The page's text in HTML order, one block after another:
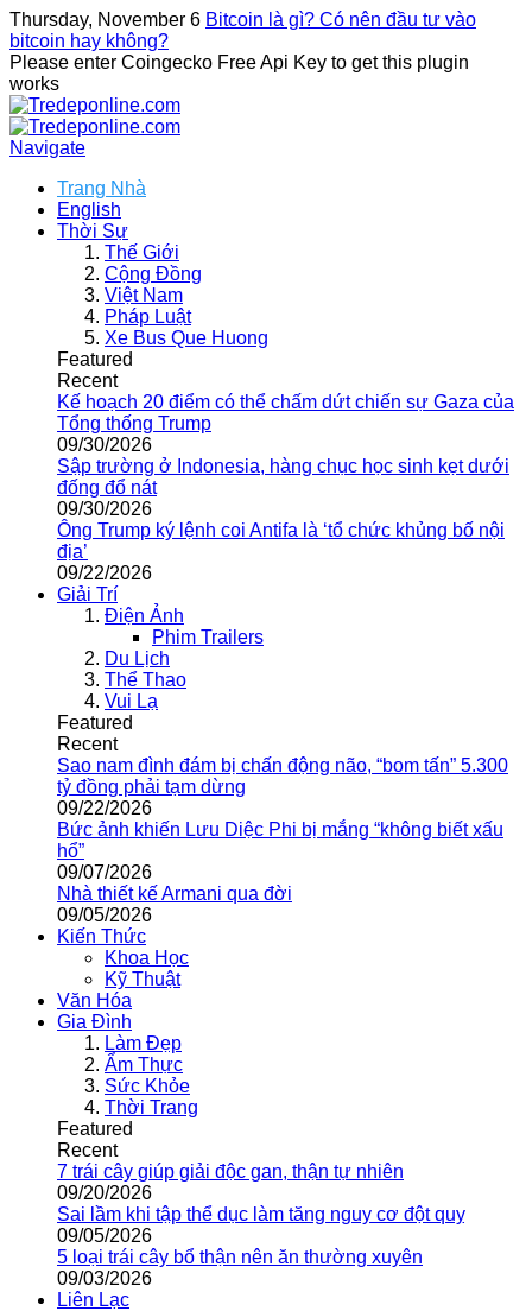
Thursday, November 6 Bitcoin là gì? Có nên đầu tư vào
bitcoin hay không?
Please enter Coingecko Free Api Key to get this plugin
works
Navigate
Trang Nhà
English
Thời Sự
Thế Giới
Cộng Đồng
Việt Nam
Pháp Luật
Xe Bus Que Huong
Featured
Recent
Kế hoạch 20 điểm có thể chấm dứt chiến sự Gaza của
Tổng thống Trump
09/30/2026
Sập trường ở Indonesia, hàng chục học sinh kẹt dưới
đống đổ nát
09/30/2026
Ông Trump ký lệnh coi Antifa là ‘tổ chức khủng bố nội
địa’
09/22/2026
Giải Trí
Điện Ảnh
Phim Trailers
Du Lịch
Thể Thao
Vui Lạ
Featured
Recent
Sao nam đình đám bị chấn động não, “bom tấn” 5.300
tỷ đồng phải tạm dừng
09/22/2026
Bức ảnh khiến Lưu Diệc Phi bị mắng “không biết xấu
hổ”
09/07/2026
Nhà thiết kế Armani qua đời
09/05/2026
Kiến Thức
Khoa Học
Kỹ Thuật
Văn Hóa
Gia Đình
Làm Đẹp
Ẩm Thực
Sức Khỏe
Thời Trang
Featured
Recent
7 trái cây giúp giải độc gan, thận tự nhiên
09/20/2026
Sai lầm khi tập thể dục làm tăng nguy cơ đột quỵ
09/05/2026
5 loại trái cây bổ thận nên ăn thường xuyên
09/03/2026
Liên Lạc